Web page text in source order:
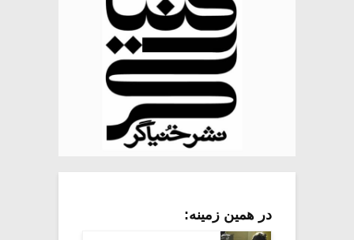
در همین زمینه: